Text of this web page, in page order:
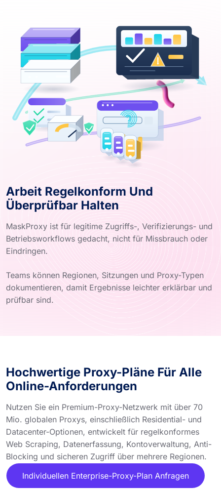
Arbeit Regelkonform Und
Überprüfbar Halten
MaskProxy ist für legitime Zugriffs-, Verifizierungs- und
Betriebsworkflows gedacht, nicht für Missbrauch oder
Eindringen.
Teams können Regionen, Sitzungen und Proxy-Typen
dokumentieren, damit Ergebnisse leichter erklärbar und
prüfbar sind.
Hochwertige Proxy-Pläne Für Alle
Online-Anforderungen
Nutzen Sie ein Premium-Proxy-Netzwerk mit über 70
Mio. globalen Proxys, einschließlich Residential- und
Datacenter-Optionen, entwickelt für regelkonformes
Web Scraping, Datenerfassung, Kontoverwaltung, Anti-
Blocking und sicheren Zugriff über mehrere Regionen.
Individuellen Enterprise-Proxy-Plan Anfragen